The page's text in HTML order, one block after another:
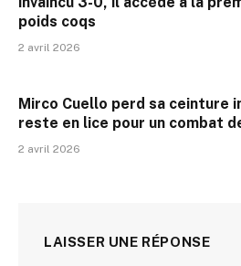
poids coqs
2 avril 2026
Mirco Cuello perd sa ceinture
reste en lice pour un combat
2 avril 2026
LAISSER UNE RÉPONSE